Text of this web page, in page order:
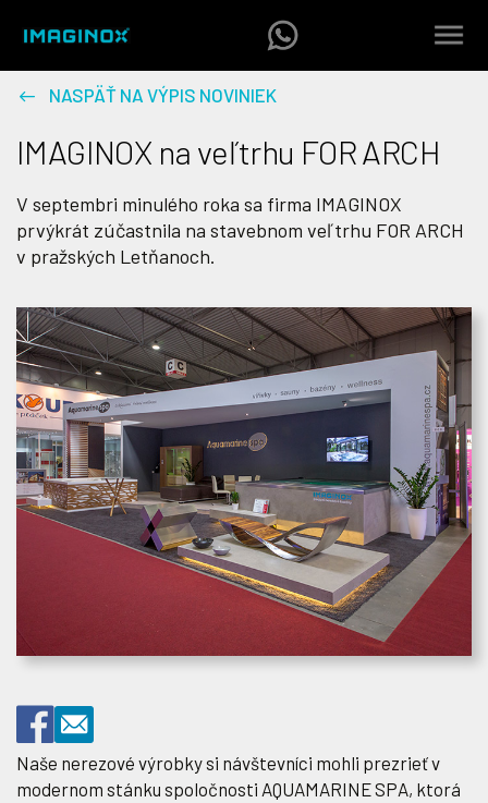
NASPÄŤ NA VÝPIS NOVINIEK
IMAGINOX na veľtrhu FOR ARCH
V septembri minulého roka sa firma IMAGINOX
prvýkrát zúčastnila na stavebnom veľtrhu FOR ARCH
v pražských Letňanoch.
Naše nerezové výrobky si návštevníci mohli prezrieť v
modernom stánku spoločnosti AQUAMARINE SPA, ktorá